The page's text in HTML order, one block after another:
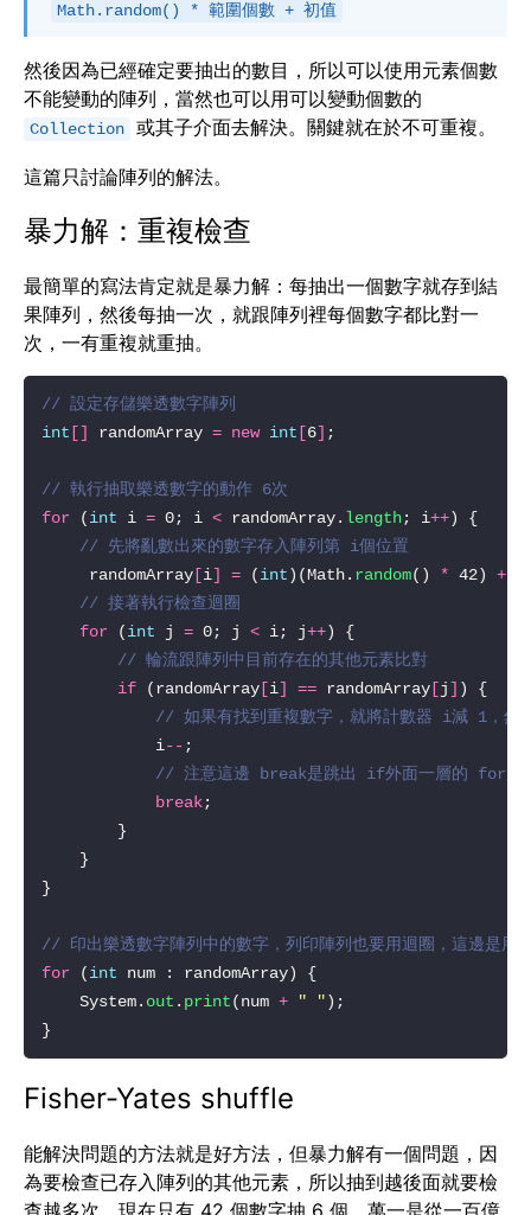
Math.random() * 範圍個數 + 初值
然後因為已經確定要抽出的數目，所以可以使用元素個數
不能變動的陣列，當然也可以用可以變動個數的
Collection 或其子介面去解決。關鍵就在於不可重複。
這篇只討論陣列的解法。
暴力解：重複檢查
最簡單的寫法肯定就是暴力解：每抽出一個數字就存到結
果陣列，然後每抽一次，就跟陣列裡每個數字都比對一
次，一有重複就重抽。
// 設定存儲樂透數字陣列
int [] randomArray = new int [6]
// 執行抽取樂透數字的動作 6次
for (int i = 0; i < randomArray. length; i++
// 先將亂數出來的數字存入陣列第 i個位置
     randomArray
[i] = (int)(Math. random() * 42) +
// 接著執行檢查迴圈
for (int j = 0; j < i; j++
// 輪流跟陣列中目前存在的其他元素比對
if (randomArray [i] == randomArray [j]
// 如果有找到重複數字，就將計數器 i減 1，然
            i
--
// 注意這邊 break是跳出 if外面一層的 for迴
break
// 印出樂透數字陣列中的數字，列印陣列也要用迴圈，這邊是用
for (int
    System.
out . print(num + " "
Fisher-Yates shuffle
能解決問題的方法就是好方法，但暴力解有一個問題，因
為要檢查已存入陣列的其他元素，所以抽到越後面就要檢
查越多次，現在只有 42 個數字抽 6 個，萬一是從一百億